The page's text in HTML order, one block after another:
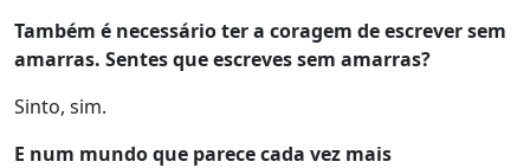
Também é necessário ter a coragem de escrever sem
amarras. Sentes que escreves sem amarras?
Sinto, sim.
E num mundo que parece cada vez mais